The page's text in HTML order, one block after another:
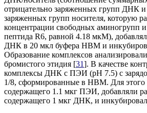
отрицательно заряженных групп ДНК
заряженных групп носителя, которую
концентрации свободных аминогрупп
пептида R6, равной 4.18 мкM),
ДНК в 20 мкл буфера HBM и
Образование комплексов
бромистого этидия [31]. В качестве
комплексы ДНК с ПЭИ (рН 7.5) с
1/8, сформированные в НВМ. Для этого
содержащего 1.1 мкг ПЭИ, добавляли
содержащего 1 мкг ДНК, и